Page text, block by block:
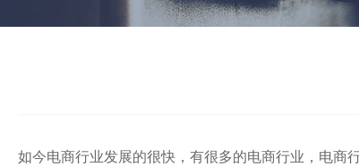
如今电商行业发展的很快，有很多的电商行业，电商